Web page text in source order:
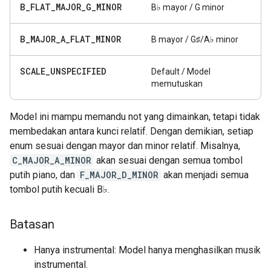
B_FLAT_MAJOR_G_MINOR B♭ mayor / G minor
B_MAJOR_A_FLAT_MINOR B mayor / G♯/A♭ minor
SCALE_UNSPECIFIED
Default / Model
memutuskan
Model ini mampu memandu not yang dimainkan, tetapi tidak
membedakan antara kunci relatif. Dengan demikian, setiap
enum sesuai dengan mayor dan minor relatif. Misalnya,
C_MAJOR_A_MINOR akan sesuai dengan semua tombol
putih piano, dan F_MAJOR_D_MINOR akan menjadi semua
tombol putih kecuali B♭.
Batasan
Hanya instrumental: Model hanya menghasilkan musik
instrumental.